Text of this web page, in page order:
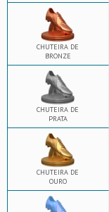
CHUTEIRA DE
BRONZE
CHUTEIRA DE
PRATA
CHUTEIRA DE
OURO